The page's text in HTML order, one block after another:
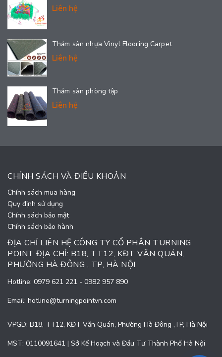
Liên hệ
Thảm sàn nhựa Vinyl Flooring Carpet
Liên hệ
Thảm sàn phòng tập
Liên hệ
CHÍNH SÁCH VÀ ĐIỀU KHOẢN
Chính sách mua hàng
Quy định sử dụng
Chính sách bảo mật
Chính sách bảo hành
ĐỊA CHỈ LIÊN HỆ CÔNG TY CỔ PHẦN TURNING
POINT ĐỊA CHỈ: B18, TT12, KĐT VĂN QUÁN,
PHƯỜNG HÀ ĐÔNG , TP, HÀ NỘI
Hotline: 0979 621 221 - 0982 957 890
Email: hotline@turningpointvn.com
VPGD: B18, TT12, KĐT Văn Quán, Phường Hà Đông ,TP, Hà Nội
MST: 0110091641 | Sở Kế Hoạch và Đầu Tư Thành Phố Hà Nội